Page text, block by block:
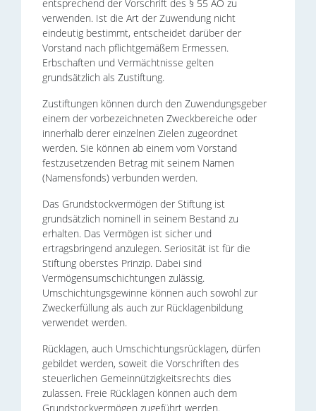
entsprechend der Vorschrift des § 55 AO zu
verwenden. Ist die Art der Zuwendung nicht
eindeutig bestimmt, entscheidet darüber der
Vorstand nach pflichtgemäßem Ermessen.
Erbschaften und Vermächtnisse gelten
grundsätzlich als Zustiftung.
Zustiftungen können durch den Zuwendungsgeber
einem der vorbezeichneten Zweckbereiche oder
innerhalb derer einzelnen Zielen zugeordnet
werden. Sie können ab einem vom Vorstand
festzusetzenden Betrag mit seinem Namen
(Namensfonds) verbunden werden.
Das Grundstockvermögen der Stiftung ist
grundsätzlich nominell in seinem Bestand zu
erhalten. Das Vermögen ist sicher und
ertragsbringend anzulegen. Seriosität ist für die
Stiftung oberstes Prinzip. Dabei sind
Vermögensumschichtungen zulässig.
Umschichtungsgewinne können auch sowohl zur
Zweckerfüllung als auch zur Rücklagenbildung
verwendet werden.
Rücklagen, auch Umschichtungsrücklagen, dürfen
gebildet werden, soweit die Vorschriften des
steuerlichen Gemeinnützigkeitsrechts dies
zulassen. Freie Rücklagen können auch dem
Grundstockvermögen zugeführt werden.